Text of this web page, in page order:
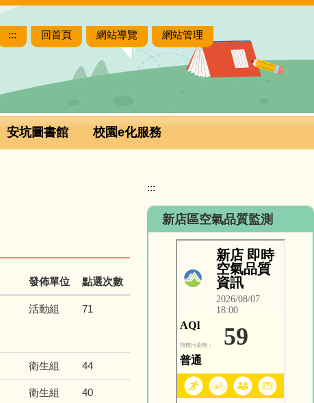
::: 回首頁 網站導覽 網站管理
安坑圖書館 校園e化服務
發佈單位 點選次數
活動組 71
衛生組 44
衛生組 40
:::
新店區空氣品質監測